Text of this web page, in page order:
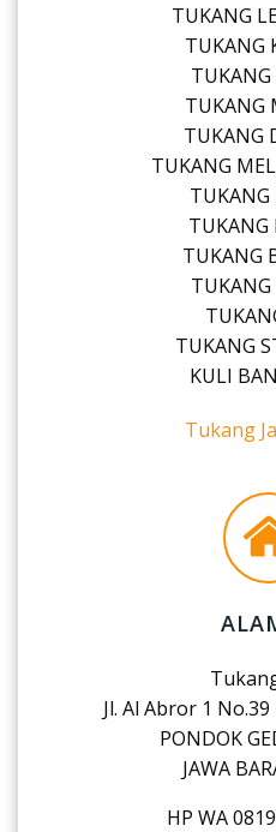
TUKANG
TUKANG
TUKANG
TUKANG
TUKANG
TUKANG
TUKANG
TUKANG
TUKANG
KULI
Tukang
Jl. Al Abror 1
PONDOK
JAWA
HP WA